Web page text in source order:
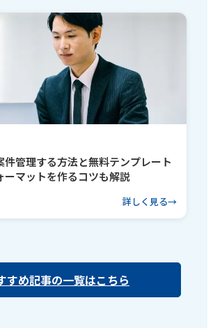
件管理する方法と無料テンプレート
ーマットを作るコツも解説
詳しく見る
すめ記事の一覧はこちら